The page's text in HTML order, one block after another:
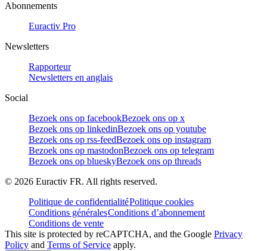
Abonnements
Euractiv Pro
Newsletters
Rapporteur
Newsletters en anglais
Social
Bezoek ons op facebookBezoek ons op x
Bezoek ons op linkedinBezoek ons op youtube
Bezoek ons op rss-feedBezoek ons op instagram
Bezoek ons op mastodonBezoek ons op telegram
Bezoek ons op blueskyBezoek ons op threads
© 2026 Euractiv FR. All rights reserved.
Politique de confidentialitéPolitique cookies
Conditions généralesConditions d’abonnement
Conditions de vente
This site is protected by reCAPTCHA, and the Google Privacy
Policy and Terms of Service apply.